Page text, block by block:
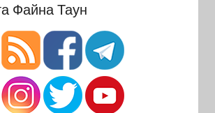
Файна Таун